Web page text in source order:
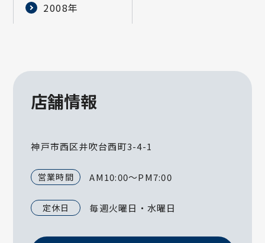
2008年
店舗情報
神戸市西区井吹台西町3-4-1
営業時間 AM10:00～PM7:00
定休日 毎週火曜日・水曜日